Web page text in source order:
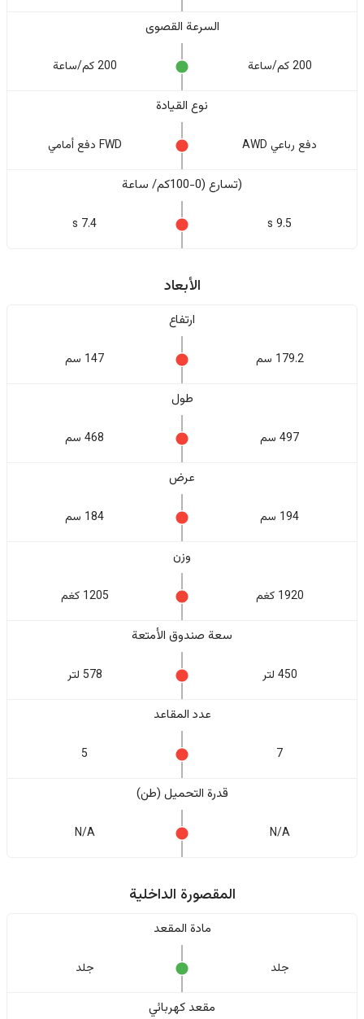
السرعة القصوى
200 كم/ساعة 200 كم/ساعة
نوع القيادة
دفع رباعي AWD FWD دفع أمامي
(تسارع (0-100كم/ ساعة
9.5 s
7.4 s
الأبعاد
ارتفاع
179.2 سم 147 سم
طول
497 سم 468 سم
عرض
194 سم 184 سم
وزن
1920 كغم 1205 كغم
سعة صندوق الأمتعة
450 لتر 578 لتر
عدد المقاعد
7
5
قدرة التحميل (طن)
N/A
N/A
المقصورة الداخلية
مادة المقعد
جلد جلد
مقعد كهربائي